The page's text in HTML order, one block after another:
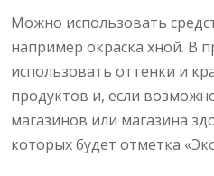
Можно использовать
например окраска хной. В
использовать оттенки и
продуктов и, если
магазинов или магазина
которых будет отметка